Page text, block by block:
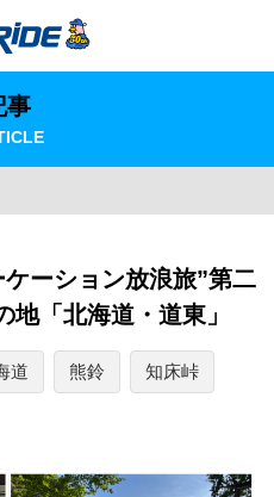
事
ーション放浪旅”第二
「北海道・道東」
道 熊鈴 知床峠